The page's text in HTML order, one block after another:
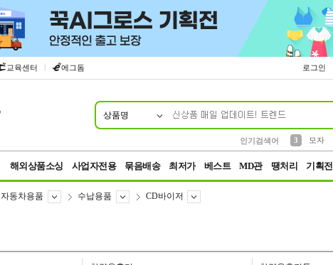
교육센터 | 에그돔 로그인
상품명
인기검색어
4
선풍기
해외상품소싱 사업자전용 묶음배송 최저가 베스트 MD관 땡처리 기획전
자동차용품 수납용품 CD바이저